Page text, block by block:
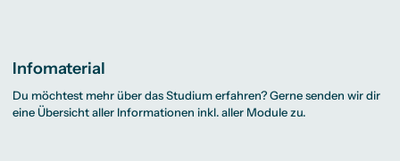
Infomaterial
Du möchtest mehr über das Studium erfahren? Gerne senden wir dir
eine Übersicht aller Informationen inkl. aller Module zu.